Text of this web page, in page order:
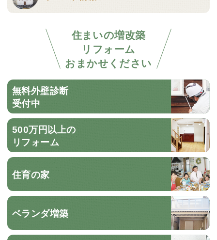
住まいの増改築
リフォーム
おまかせください
無料外壁診断
受付中
500万円以上の
リフォーム
住育の家
ベランダ増築